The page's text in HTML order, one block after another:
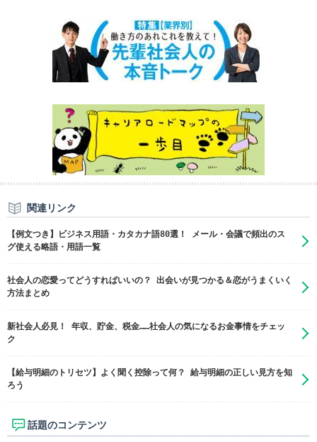
関連リンク
【例文つき】ビジネス用語・カタカナ語80選！ メール・会議で頻出のス
グ使える略語・用語一覧
社会人の恋愛ってどうすればいいの？ 出会いが見つかる＆恋がうまくいく
方法まとめ
新社会人必見！ 年収、貯金、税金……社会人の気になるお金事情をチェッ
ク
【給与明細のトリセツ】よく聞く控除って何？ 給与明細の正しい見方を知
ろう
話題のコンテンツ